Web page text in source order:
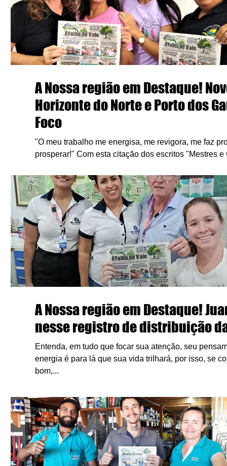
A Nossa região em Destaque!
Horizonte do Norte e Porto dos
Foco
"O meu trabalho me energisa, me revigora, me faz
prosperar!" Com esta citação dos escritos "Mestres e Guardiões de Si"
A Nossa região em Destaque! Juara em foco
nesse registro de distribuição
Entenda, em tudo que focar sua atenção, seu
energia é para lá que sua vida trilhará, por isso, se
bom,...